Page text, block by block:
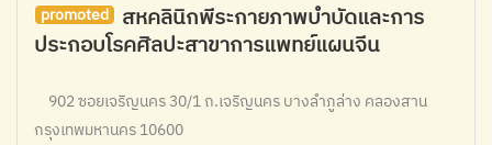
promoted สหคลินิกพีระกายภาพบำบัดและการ
ประกอบโรคศิลปะสาขาการแพทย์แผนจีน
902 ซอยเจริญนคร 30/1 ถ.เจริญนคร บางลำภูล่าง คลองสาน
กรุงเทพมหานคร 10600